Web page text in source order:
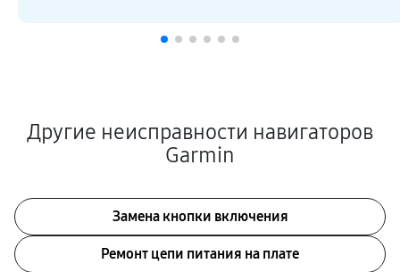
Другие неисправности навигаторов
Garmin
Замена кнопки включения
Ремонт цепи питания на плате